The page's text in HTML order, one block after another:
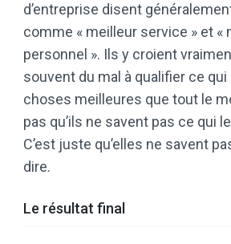
d’entreprise disent
comme « meilleur service » et «
personnel ». Ils y croient
souvent du mal à qualifier ce
choses meilleures que tout le
pas qu’ils ne savent pas ce qui
C’est juste qu’elles ne savent
dire.
Le résultat final